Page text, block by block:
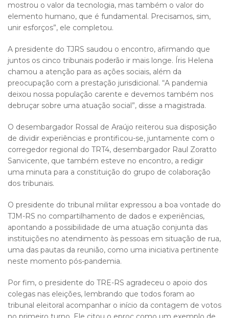
mostrou o valor da tecnologia, mas também o valor do
elemento humano, que é fundamental. Precisamos, sim,
unir esforços”, ele completou.
A presidente do TJRS saudou o encontro, afirmando que
juntos os cinco tribunais poderão ir mais longe. Íris Helena
chamou a atenção para as ações sociais, além da
preocupação com a prestação jurisdicional. “A pandemia
deixou nossa população carente e devemos também nos
debruçar sobre uma atuação social”, disse a magistrada.
O desembargador Rossal de Araújo reiterou sua disposição
de dividir experiências e prontificou-se, juntamente com o
corregedor regional do TRT4, desembargador Raul Zoratto
Sanvicente, que também esteve no encontro, a redigir
uma minuta para a constituição do grupo de colaboração
dos tribunais.
O presidente do tribunal militar expressou a boa vontade do
TJM-RS no compartilhamento de dados e experiências,
apontando a possibilidade de uma atuação conjunta das
instituições no atendimento às pessoas em situação de rua,
uma das pautas da reunião, como uma iniciativa pertinente
neste momento pós-pandemia.
Por fim, o presidente do TRE-RS agradeceu o apoio dos
colegas nas eleições, lembrando que todos foram ao
tribunal eleitoral acompanhar o início da contagem de votos